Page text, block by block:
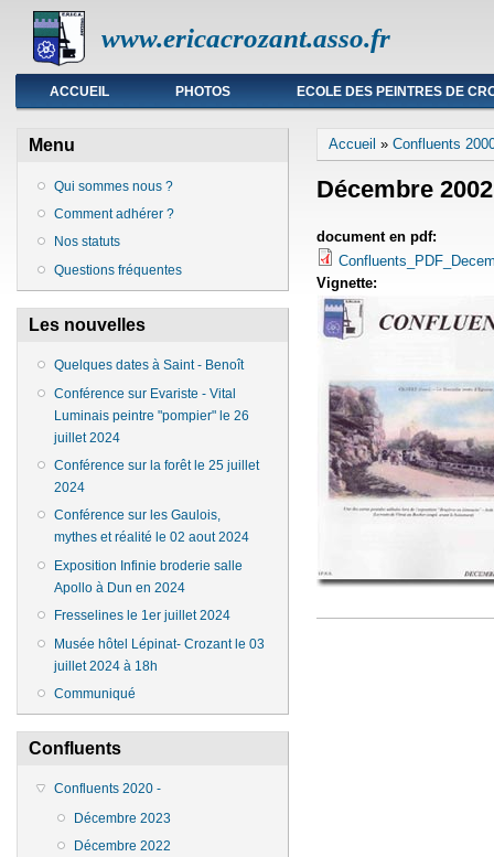
www.ericacrozant.asso.fr
Menu principal
ACCUEIL PHOTOS ECOLE DES PEINTRES DE
Menu
Qui sommes nous ?
Comment adhérer ?
Nos statuts
Questions fréquentes
Les nouvelles
Quelques dates à Saint - Benoît
Conférence sur Evariste - Vital
Luminais peintre "pompier" le 26
juillet 2024
Conférence sur la forêt le 25 juillet
2024
Conférence sur les Gaulois,
mythes et réalité le 02 aout 2024
Exposition Infinie broderie salle
Apollo à Dun en 2024
Fresselines le 1er juillet 2024
Musée hôtel Lépinat- Crozant le 03
juillet 2024 à 18h
Communiqué
Confluents
Confluents 2020 -
Décembre 2023
Décembre 2022
Vous êtes ici
Accueil » Confluents
Décembre 2002
document en pdf:
Vignette: